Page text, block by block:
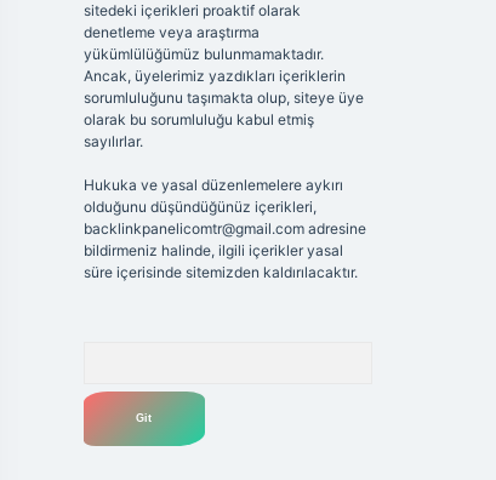
sitedeki içerikleri proaktif olarak
denetleme veya araştırma
yükümlülüğümüz bulunmamaktadır.
Ancak, üyelerimiz yazdıkları içeriklerin
sorumluluğunu taşımakta olup, siteye üye
olarak bu sorumluluğu kabul etmiş
sayılırlar.
Hukuka ve yasal düzenlemelere aykırı
olduğunu düşündüğünüz içerikleri,
backlinkpanelicomtr@gmail.comadresine
bildirmeniz halinde, ilgili içerikler yasal
süre içerisinde sitemizden kaldırılacaktır.